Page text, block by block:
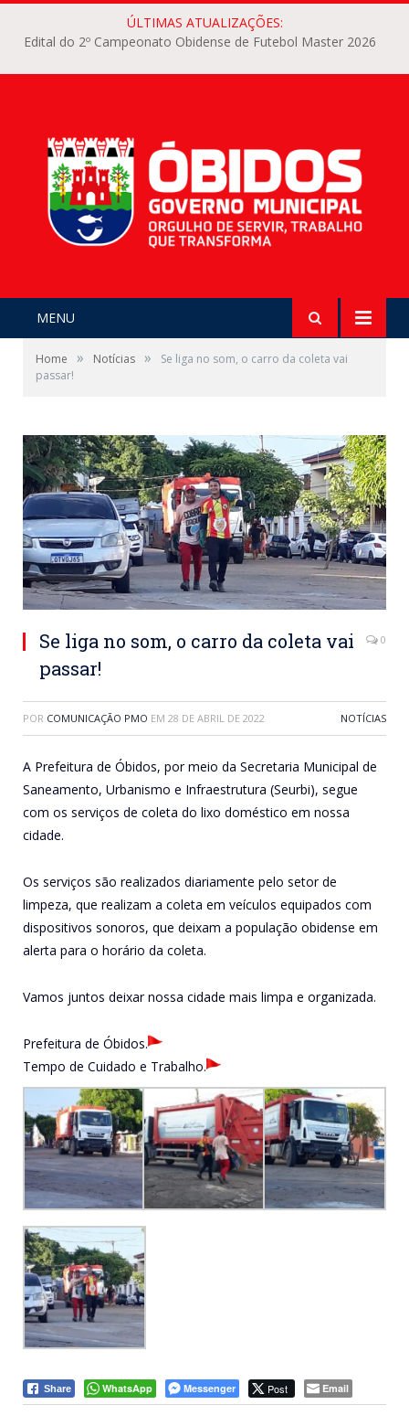
ÚLTIMAS ATUALIZAÇÕES:
Edital do 2º Campeonato Obidense de Futebol Master 2026
MENU
Home » Notícias »
Se liga no som, o carro da coleta vai
passar!
Se liga no som, o carro da coleta vai
passar!
0
POR COMUNICAÇÃO PMO EM 28 DE ABRIL DE 2022 NOTÍCIAS
A Prefeitura de Óbidos, por meio da Secretaria Municipal de
Saneamento, Urbanismo e Infraestrutura (Seurbi), segue
com os serviços de coleta do lixo doméstico em nossa
cidade.
Os serviços são realizados diariamente pelo setor de
limpeza, que realizam a coleta em veículos equipados com
dispositivos sonoros, que deixam a população obidense em
alerta para o horário da coleta.
Vamos juntos deixar nossa cidade mais limpa e organizada.
Prefeitura de Óbidos.
Tempo de Cuidado e Trabalho.
Share WhatsApp Messenger Post Email